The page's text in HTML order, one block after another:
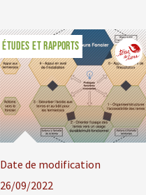
Date de modification
26/09/2022
ÉTUDES ET RAPPORTS